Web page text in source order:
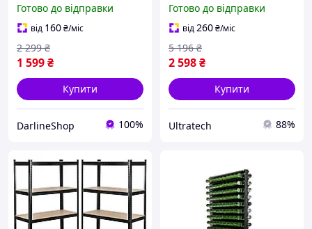
стелаж на 5 полиць
стелаж збірний для
складу майстерні підвала
Готово до відправки
від 160₴/міс
1 599₴
2 299 ₴
Купити
DarlineShop 100%
з полицями з метал,
стелажі металеві
оцинковані
Готово до відправки
від260₴/міс
2 598₴
5 196 ₴
Купити
Ultratech 88%